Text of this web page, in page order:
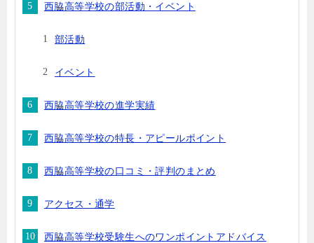
西脇高等学校の部活動・イベント
部活動
イベント
西脇高等学校の進学実績
西脇高等学校の特長・アピールポイント
西脇高等学校の口コミ・評判のまとめ
アクセス・通学
西脇高等学校受験生へのワンポイントアドバイス